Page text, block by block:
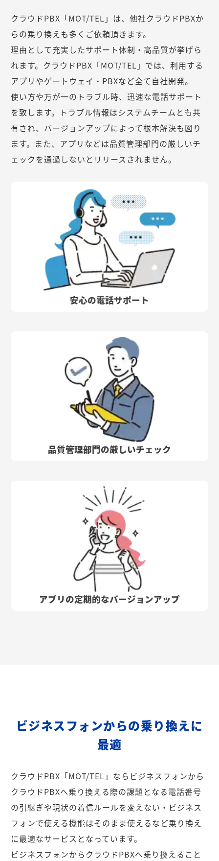
クラウドPBX「MOT/TEL」は、他社クラウドPBXか
らの乗り換えも多くご依頼頂きます。
理由として充実したサポート体制・高品質が挙げら
れます。クラウドPBX「MOT/TEL」では、利用する
アプリやゲートウェイ・PBXなど全て自社開発。
使い方や万が一のトラブル時、迅速な電話サポート
を致します。トラブル情報はシステムチームとも共
有され、バージョンアップによって根本解決も図り
ます。また、アプリなどは品質管理部門の厳しいチ
ェックを通過しないとリリースされません。
安心の電話サポート
品質管理部門の厳しいチェック
アプリの定期的なバージョンアップ
ビジネスフォンからの乗り換えに
最適
クラウドPBX「MOT/TEL」ならビジネスフォンから
クラウドPBXへ乗り換える際の課題となる電話番号
の引継ぎや現状の着信ルールを変えない・ビジネス
フォンで使える機能はそのまま使えるなど乗り換え
に最適なサービスとなっています。
ビジネスフォンからクラウドPBXへ乗り換えること